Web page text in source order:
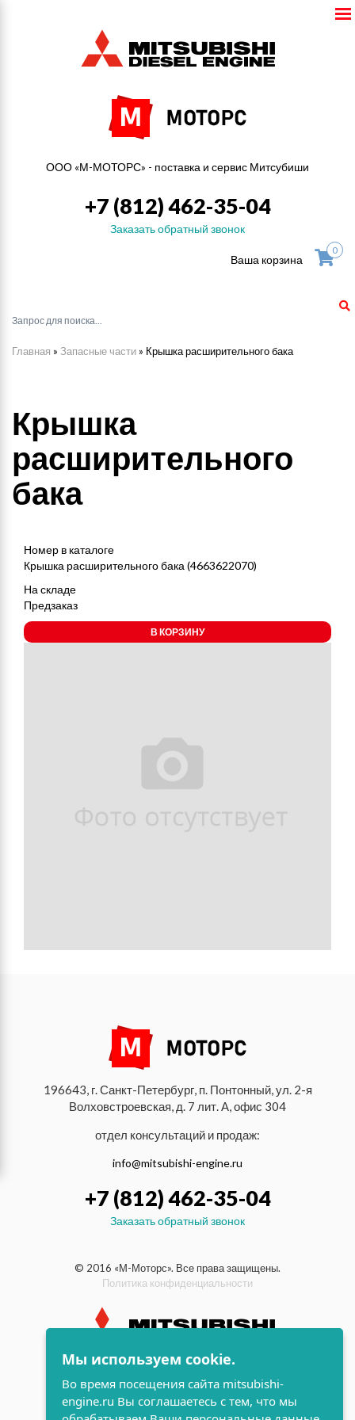
ООО «М-МОТОРС» - поставка и сервис Митсубиши
+7 (812) 462-35-04
Заказать обратный звонок
Ваша корзина
0
Главная » Запасные части » Крышка расширительного бака
Крышка
расширительного
бака
Номер в каталоге
Крышка расширительного бака (4663622070)
На складе
Предзаказ
В КОРЗИНУ
196643, г. Санкт-Петербург, п. Понтонный, ул. 2-я
Волховстроевская, д. 7 лит. А, офис 304
отдел консультаций и продаж:
info@mitsubishi-engine.ru
+7 (812) 462-35-04
Заказать обратный звонок
© 2016 «М-Моторс». Все права защищены.
Политика конфиденциальности
индустриальные и морские
дизельные двигатели Mitsubishi
Мы используем cookie.
Во время посещения сайта mitsubishi-
engine.ru Вы соглашаетесь с тем, что мы